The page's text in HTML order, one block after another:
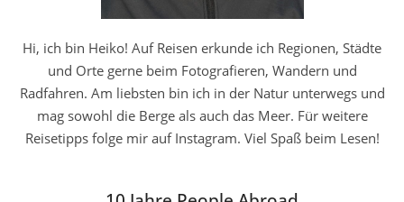
Hi, ich bin Heiko! Auf Reisen erkunde ich Regionen, Städte
und Orte gerne beim Fotografieren, Wandern und
Radfahren. Am liebsten bin ich in der Natur unterwegs und
mag sowohl die Berge als auch das Meer. Für weitere
Reisetipps folge mir auf Instagram. Viel Spaß beim Lesen!